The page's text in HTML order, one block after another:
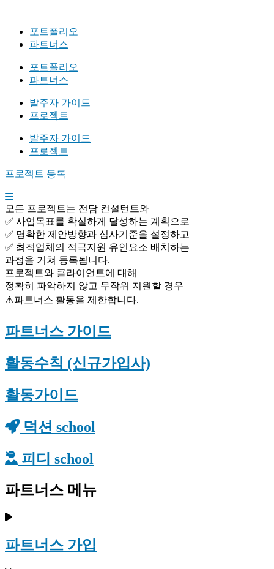
포트폴리오
파트너스
포트폴리오
파트너스
발주자 가이드
프로젝트
발주자 가이드
프로젝트
프로젝트 등록
모든 프로젝트는 전담 컨설턴트와
✅ 사업목표를 확실하게 달성하는 계획으로
✅ 명확한 제안방향과 심사기준을 설정하고
✅ 최적업체의 적극지원 유인요소 배치하는
과정을 거쳐 등록됩니다.
프로젝트와 클라이언트에 대해
정확히 파악하지 않고 무작위 지원할 경우
⚠️파트너스 활동을 제한합니다.
파트너스 가이드
활동수칙 (신규가입사)
활동가이드
덕션 school
피디 school
파트너스 메뉴
파트너스 가입